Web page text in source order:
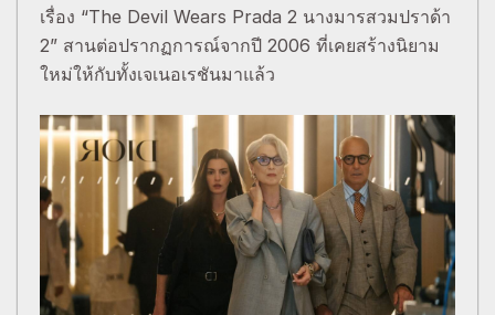
เรื่อง “The Devil Wears Prada 2 นางมารสวมปราด้า
2” สานต่อปรากฏการณ์จากปี 2006 ที่เคยสร้างนิยาม
ใหม่ให้กับทั้งเจเนอเรชันมาแล้ว